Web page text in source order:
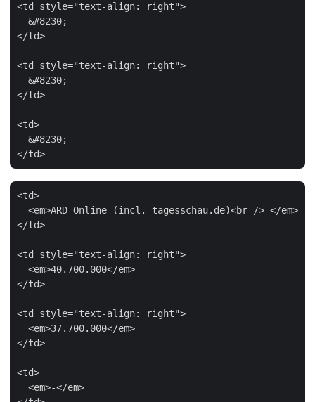
<td style="text-align: right">
  &#8230;
</td>
<td style="text-align: right">
  &#8230;
</td>
<td>
  &#8230;
<td>
  <em>ARD Online (incl. tagesschau.de)<br /> </em>
</td>
<td style="text-align: right">
  <em>40.700.000</em>
</td>
<td style="text-align: right">
  <em>37.700.000</em>
</td>
<td>
  <em>-</em>